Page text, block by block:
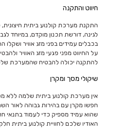
חיווט והתקנה
התקנת מערכת קולנוע ביתית חיצונית,
לגינה, דורשת תכנון מוקדם, במיוחד
בכבלים עמידים בפני מזג אוויר
על החיווט מפני פגעי מזג האוויר
להתקנה יכולה להבטיח שהמערכת
שיקולי מסך ומקרן
אין מערכת קולנוע ביתית שלמה ללא
חפשו מקרן עם בהירות גבוהה לאור
שהוא עמיד מספיק כדי לעמוד בתנאי
האודיו שלכם לחוויית קולנוע ביתית